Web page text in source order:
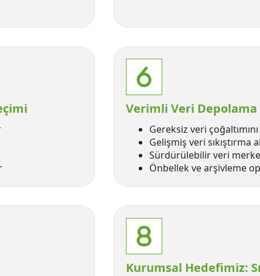
Verimli Veri
Gereksiz veri
Gelişmiş veri sıkıştırma
Sürdürülebilir veri
Önbellek ve arşivleme
Kurumsal Hedefimiz: